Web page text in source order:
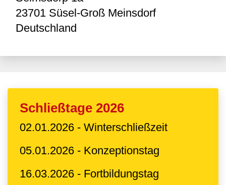
23701 Süsel-Groß Meinsdorf
Deutschland
Schließtage 2026
02.01.2026 - Winterschließzeit
05.01.2026 - Konzeptionstag
16.03.2026 - Fortbildungstag